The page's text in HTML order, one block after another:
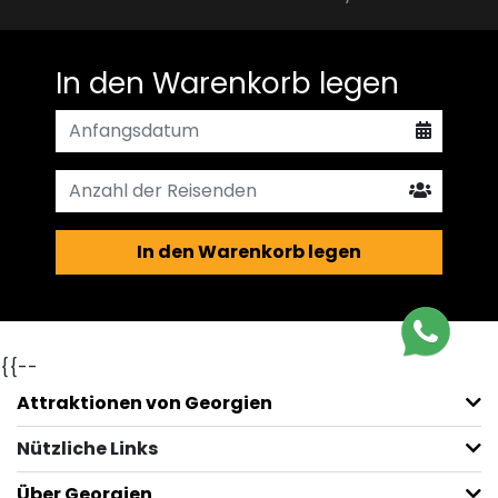
In den Warenkorb legen
In den Warenkorb legen
{{--
Attraktionen von Georgien
Nützliche Links